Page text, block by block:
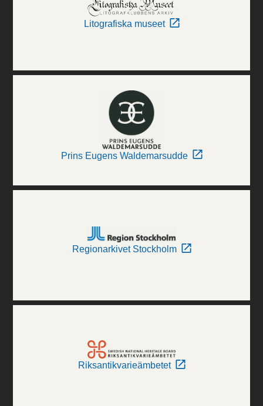
Litografiska museet
Prins Eugens Waldemarsudde
Regionarkivet Stockholm
Riksantikvarieämbetet